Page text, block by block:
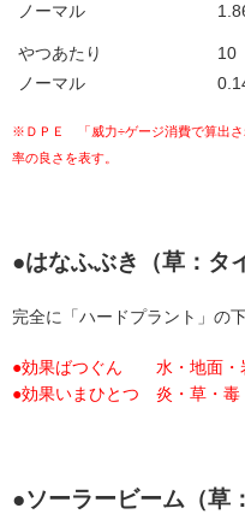
ノーマル
やつあたり
ノーマル
10
※ＤＰＥ 「威力÷ゲージ消費で算出さ
率の良さを表す。
●はなふぶき（草：タ
完全に「ハードプラント」の
●効果ばつぐん 水・地面・
●効果いまひとつ 炎・草・毒
●ソーラービーム（草